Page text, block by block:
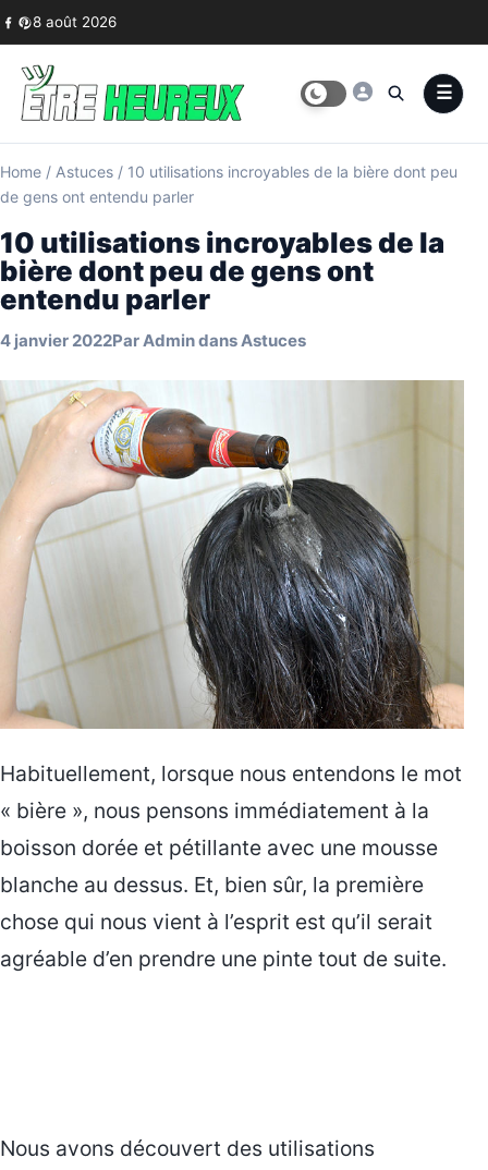
Skip to content
8 août 2026
Home / Astuces / 10 utilisations incroyables de la bière dont peu
de gens ont entendu parler
10 utilisations incroyables de la
bière dont peu de gens ont
entendu parler
4 janvier 2022ParAdmindansAstuces
Habituellement, lorsque nous entendons le mot
« bière », nous pensons immédiatement à la
boisson dorée et pétillante avec une mousse
blanche au dessus. Et, bien sûr, la première
chose qui nous vient à l’esprit est qu’il serait
agréable d’en prendre une pinte tout de suite.
Nous avons découvert des utilisations